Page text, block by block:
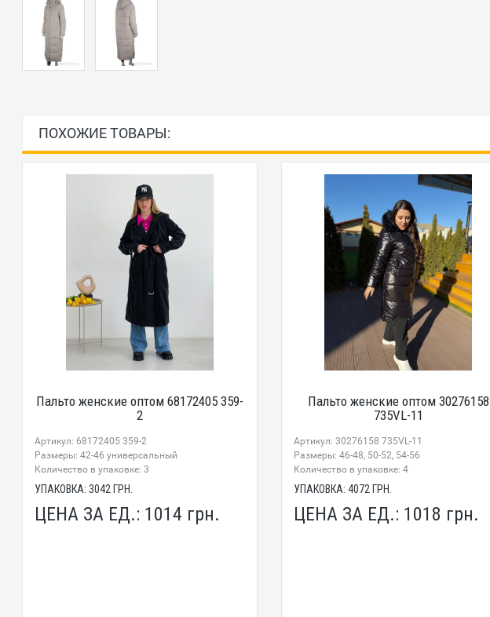
ПОХОЖИЕ ТОВАРЫ:
Пальто женские оптом 68172405 359-
2
Артикул: 68172405 359-2
Размеры: 42-46 универсальный
Количество в упаковке: 3
УПАКОВКА:3042 ГРН.
ЦЕНА ЗА ЕД.: 1014 грн.
Пальто женские оптом 30276158
735VL-11
Артикул: 30276158 735VL-11
Размеры: 46-48, 50-52, 54-56
Количество в упаковке: 4
УПАКОВКА: 4072 ГРН.
ЦЕНА ЗА ЕД.: 1018 грн.